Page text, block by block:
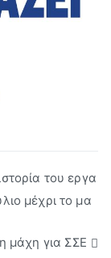
του εργα
μέχρι το μα
μάχη για ΣΣΕ